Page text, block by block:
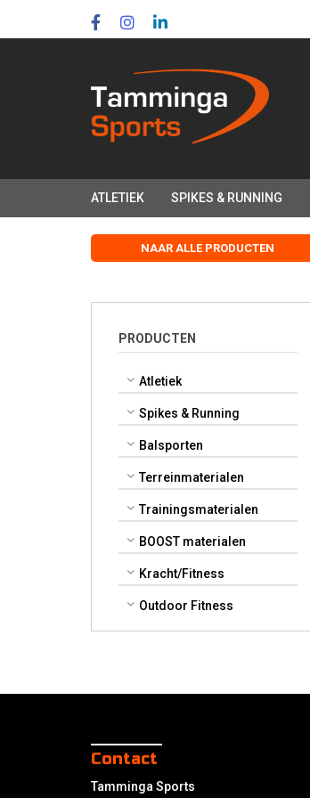
ATLETIEK SPIKES & RUNNING
NAAR ALLE PRODUCTEN
PRODUCTEN
Atletiek
Spikes & Running
Balsporten
Terreinmaterialen
Trainingsmaterialen
BOOST materialen
Kracht/Fitness
Outdoor Fitness
Contact
Tamminga Sports